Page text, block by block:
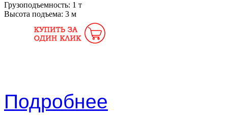
Грузоподъемность: 1 т
Высота подъема: 3 м
Подробнее